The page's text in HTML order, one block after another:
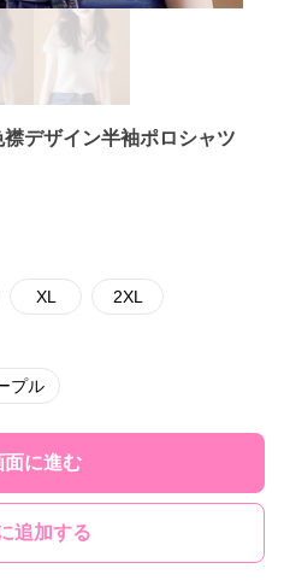
デザイン半袖ポロシャツ
XL 2XL
プル
面に進む
追加する